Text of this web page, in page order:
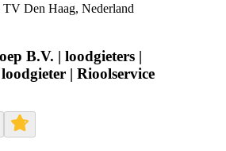
TV Den Haag, Nederland
B.V. | loodgieters |
| Rioolservice